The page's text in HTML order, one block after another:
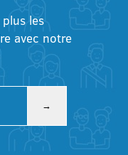
les
avec notre